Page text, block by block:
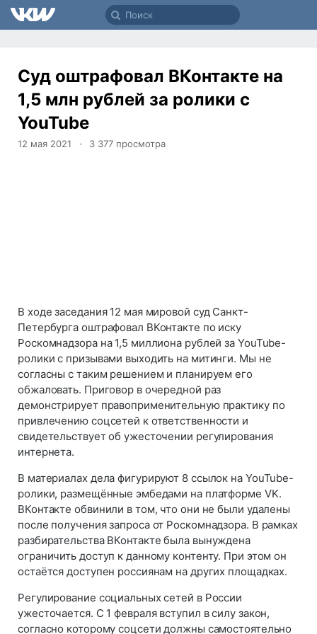
Суд оштрафовал ВКонтакте на
1,5 млн рублей за ролики с
YouTube
12 мая 2021 3 377 просмотра
В ходе заседания 12 мая мировой суд Санкт-
Петербурга оштрафовал ВКонтакте по иску
Роскомнадзора на 1,5 миллиона рублей за YouTube-
ролики с призывами выходить на митинги. Мы не
согласны с таким решением и планируем его
обжаловать. Приговор в очередной раз
демонстрирует правоприменительную практику по
привлечению соцсетей к ответственности и
свидетельствует об ужесточении регулирования
интернета.
В материалах дела фигурируют 8 ссылок на YouTube-
ролики, размещённые эмбедами на платформе VK.
ВКонтакте обвинили в том, что они не были удалены
после получения запроса от Роскомнадзора. В рамках
разбирательства ВКонтакте была вынуждена
ограничить доступ к данному контенту. При этом он
остаётся доступен россиянам на других площадках.
Регулирование социальных сетей в России
ужесточается. С 1 февраля вступил в силу закон,
согласно которому соцсети должны самостоятельно